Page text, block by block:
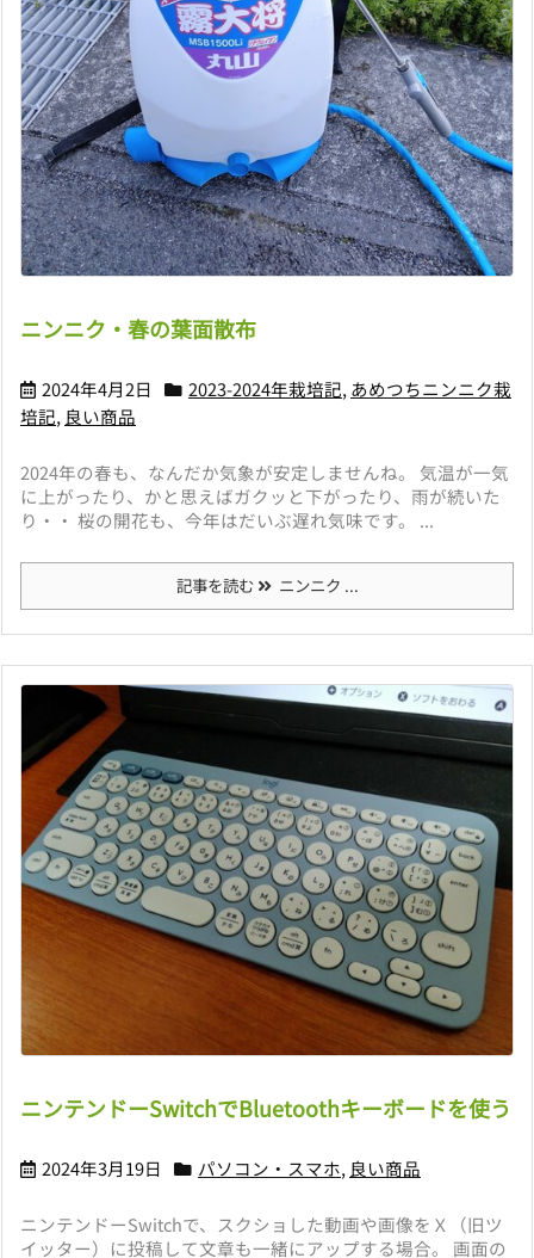
ニンニク・春の葉面散布
2024年4月2日 2023-2024年栽培記,あめつちニンニク栽
培記, 良い商品
2024年の春も、なんだか気象が安定しませんね。 気温が一気
に上がったり、かと思えばガクッと下がったり、雨が続いた
り・・ 桜の開花も、今年はだいぶ遅れ気味です。 ...
記事を読む ニンニク ...
ニンテンドーSwitchでBluetoothキーボードを使う
2024年3月19日 パソコン・スマホ, 良い商品
ニンテンドーSwitchで、スクショした動画や画像をＸ（旧ツ
イッター）に投稿して文章も一緒にアップする場合。 画面の